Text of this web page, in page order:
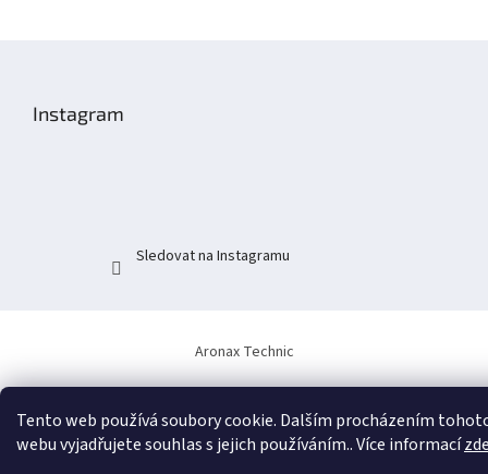
Tento web používá soubory cookie. Dalším procházením
webu vyjadřujete souhlas s jejich používáním.. Více informací
Instagram
Sledovat na Instagramu
Aronax Technic